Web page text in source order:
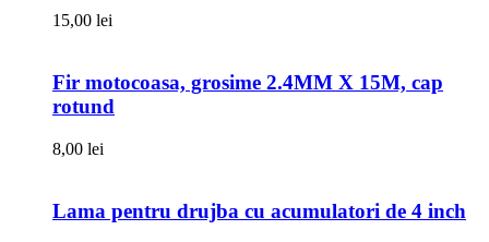
15,00 lei
Fir motocoasa, grosime 2.4MM X 15M, cap
rotund
8,00 lei
Lama pentru drujba cu acumulatori de 4 inch